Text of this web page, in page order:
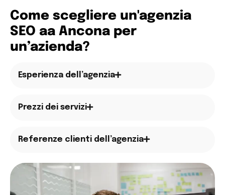
Come scegliere un'agenzia
SEO aa Ancona per
un’azienda?
Esperienza dell’agenzia
Prezzi dei servizi
Referenze clienti dell’agenzia